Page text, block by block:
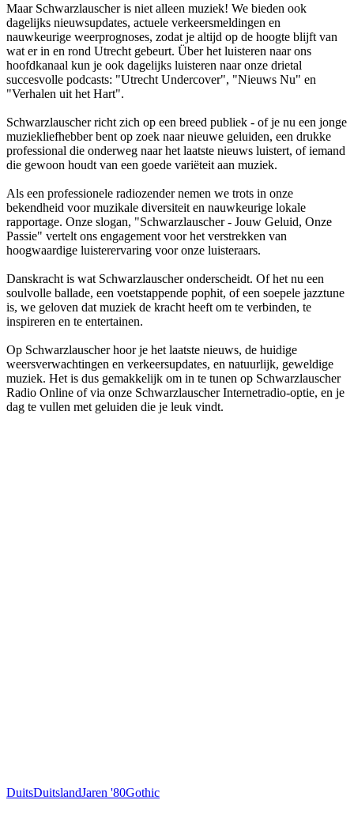
Maar Schwarzlauscher is niet alleen muziek! We bieden ook
dagelijks nieuwsupdates, actuele verkeersmeldingen en
nauwkeurige weerprognoses, zodat je altijd op de hoogte blijft van
wat er in en rond Utrecht gebeurt. Über het luisteren naar ons
hoofdkanaal kun je ook dagelijks luisteren naar onze drietal
succesvolle podcasts: "Utrecht Undercover", "Nieuws Nu" en
"Verhalen uit het Hart".
Schwarzlauscher richt zich op een breed publiek - of je nu een jonge
muziekliefhebber bent op zoek naar nieuwe geluiden, een drukke
professional die onderweg naar het laatste nieuws luistert, of iemand
die gewoon houdt van een goede variëteit aan muziek.
Als een professionele radiozender nemen we trots in onze
bekendheid voor muzikale diversiteit en nauwkeurige lokale
rapportage. Onze slogan, "Schwarzlauscher - Jouw Geluid, Onze
Passie" vertelt ons engagement voor het verstrekken van
hoogwaardige luisterervaring voor onze luisteraars.
Danskracht is wat Schwarzlauscher onderscheidt. Of het nu een
soulvolle ballade, een voetstappende pophit, of een soepele jazztune
is, we geloven dat muziek de kracht heeft om te verbinden, te
inspireren en te entertainen.
Op Schwarzlauscher hoor je het laatste nieuws, de huidige
weersverwachtingen en verkeersupdates, en natuurlijk, geweldige
muziek. Het is dus gemakkelijk om in te tunen op Schwarzlauscher
Radio Online of via onze Schwarzlauscher Internetradio-optie, en je
dag te vullen met geluiden die je leuk vindt.
DuitsDuitslandJaren '80Gothic